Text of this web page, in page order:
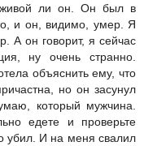
живой ли он. Он был в
и он, видимо, умер. Я
А он говорит, я сейчас
ну очень странно.
объяснить ему, что
но он засунул
который мужчина.
едете и проверьте
убил. И на меня свалил